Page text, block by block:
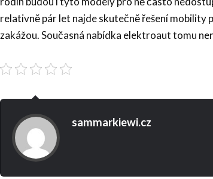
relativně pár let najde skutečně řešení mobility
zakážou. Současná nabídka elektroaut tomu
sammarkiewi.cz